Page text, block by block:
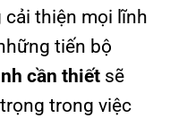
cải thiện mọi lĩnh
tiến bộ
cần thiết sẽ
trong việc